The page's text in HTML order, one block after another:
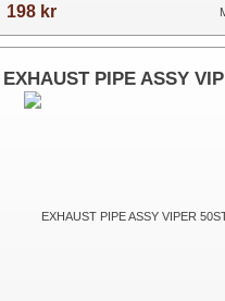
198 kr
EXHAUST PIPE ASSY